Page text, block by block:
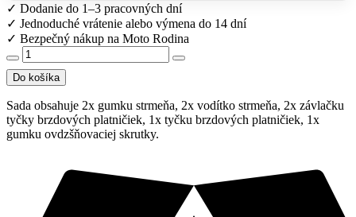
✓ Dodanie do 1–3 pracovných dní
✓ Jednoduché vrátenie alebo výmena do 14 dní
✓ Bezpečný nákup na Moto Rodina
množstvo
Opravná
sada
strmeňa
GasGas,
Husaberg,
Do košíka
Sada obsahuje 2x gumku strmeňa, 2x vodítko strmeňa, 2x závlačku
tyčky brzdových platničiek, 1x tyčku brzdových platničiek, 1x
gumku ovdzšňovaciej skrutky.